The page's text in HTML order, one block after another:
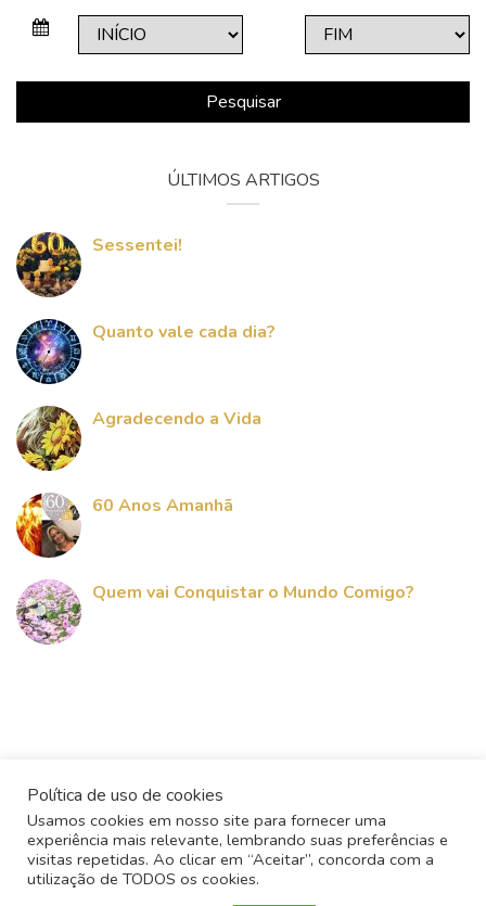
Pesquisar
ÚLTIMOS ARTIGOS
Sessentei!
Quanto vale cada dia?
Agradecendo a Vida
60 Anos Amanhã
Quem vai Conquistar o Mundo Comigo?
Política de uso de cookies
Usamos cookies em nosso site para fornecer uma
experiência mais relevante, lembrando suas preferências e
visitas repetidas. Ao clicar em “Aceitar”, concorda com a
utilização de TODOS os cookies.